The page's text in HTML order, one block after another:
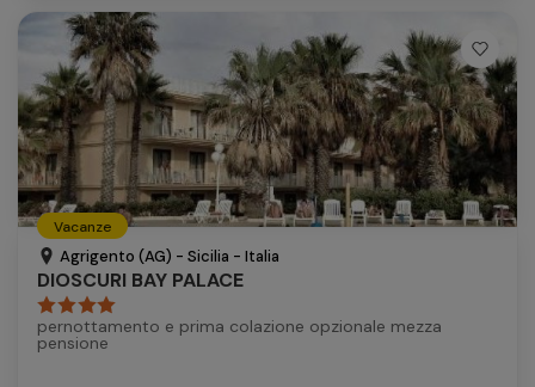
Vacanze
Agrigento (AG) - Sicilia - Italia
DIOSCURI BAY PALACE
pernottamento e prima colazione opzionale mezza
pensione